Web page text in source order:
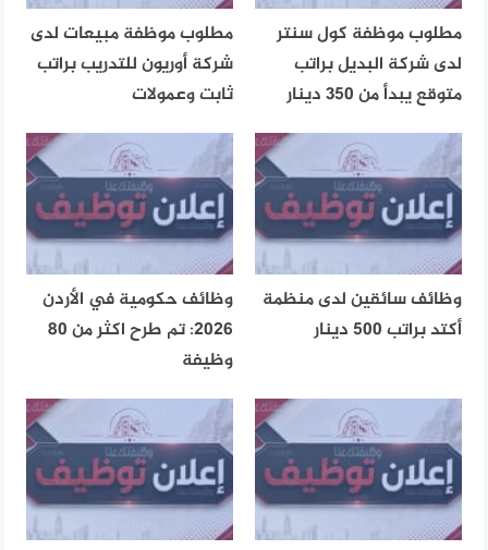
مطلوب موظفة كول سنتر
لدى شركة البديل براتب
متوقع يبدأ من 350 دينار
مطلوب موظفة مبيعات لدى
شركة أوريون للتدريب براتب
ثابت وعمولات
وظائف سائقين لدى منظمة
أكتد براتب 500 دينار
وظائف حكومية في الأردن
2026: تم طرح اكثر من 80
وظيفة